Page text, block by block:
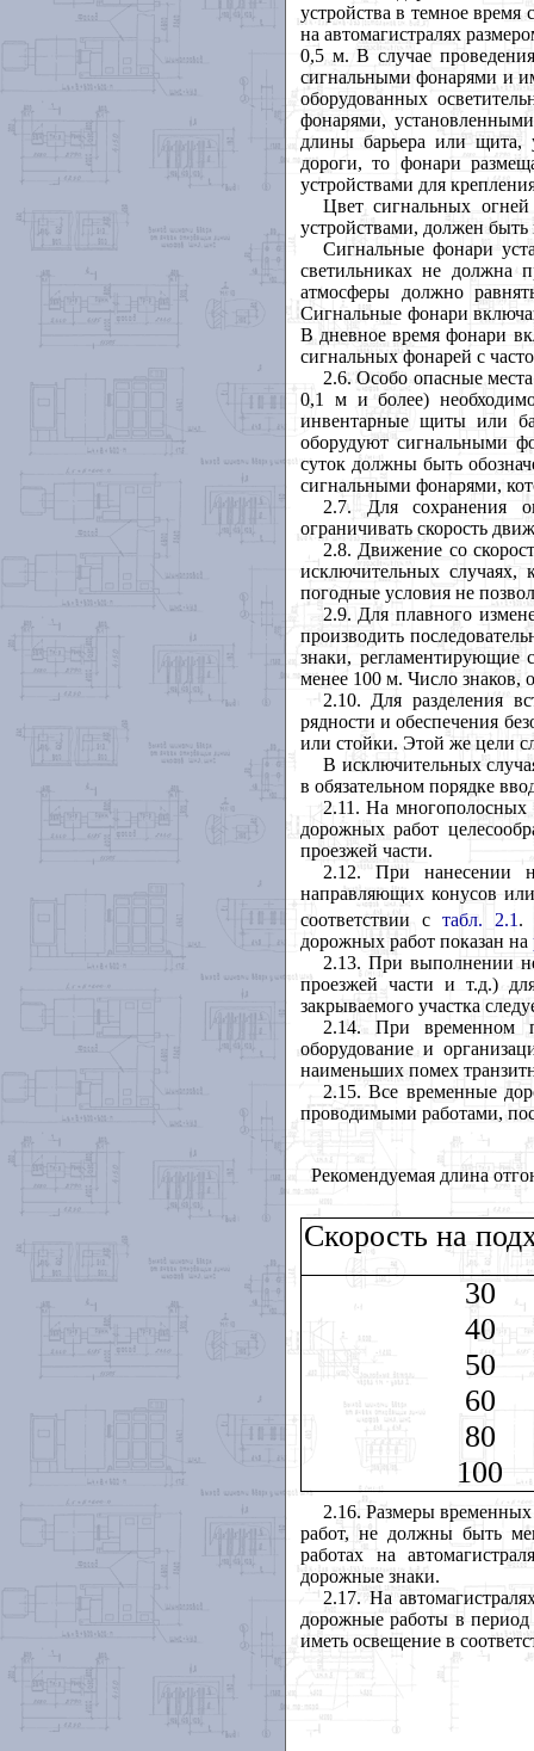
устройства в темное
на автомагистралях
0,5 м. В случае
сигнальными фонарями и
оборудованных
фонарями,
длины барьера или щита,
дороги, то фонари
устройствами для
Цвет сигнальных
устройствами, должен
Сигнальные фонари
светильниках не должна
атмосферы должно
Сигнальные фонари
В дневное время фонари
сигнальных фонарей с
2.6. Особо опасные
0,1 м и более)
инвентарные щиты или
оборудуют сигнальными
суток должны быть
сигнальными фонарями,
2.7. Для сохранения
ограничивать скорость
2.8. Движение со
исключительных случаях,
погодные условия не
2.9. Для плавного
производить
знаки, регламентирующие
менее 100 м. Число знаков,
2.10. Для разделения
рядности и обеспечения
или стойки. Этой же цели
В исключительных
в обязательном порядке
2.11. На многополосных
дорожных работ
проезжей части.
2.12. При нанесении
направляющих конусов
соответствии с табл. 2.1 .
дорожных работ показан на
2.13. При выполнении
проезжей части и т.д.)
закрываемого участка
2.14. При временном
оборудование и
наименьших помех
2.15. Все временные
проводимыми работами,
Рекомендуемая длина
Скорость на
30
40
50
60
80
100
2.16. Размеры
работ, не должны быть
работах на
дорожные знаки.
2.17. На
дорожные работы в
иметь освещение в